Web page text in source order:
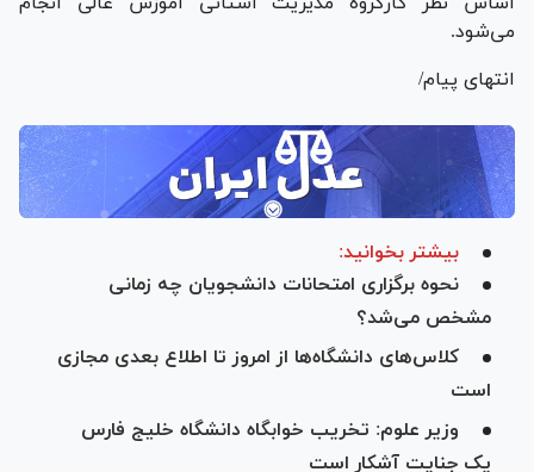
می‌شود.
انتهای پیام/
بیشتر بخوانید:
نحوه برگزاری امتحانات دانشجویان چه زمانی
مشخص می‌شد؟
کلاس‌های دانشگاه‌ها از امروز تا اطلاع بعدی مجازی
است
وزیر علوم: تخریب خوابگاه دانشگاه خلیج فارس
یک جنایت آشکار است